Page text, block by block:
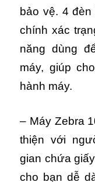
bảo vệ. 4
chính xác
năng dùng
máy, giúp
hành máy.
– Máy Zebra
thiện với
gian chứa
cho bạn dễ